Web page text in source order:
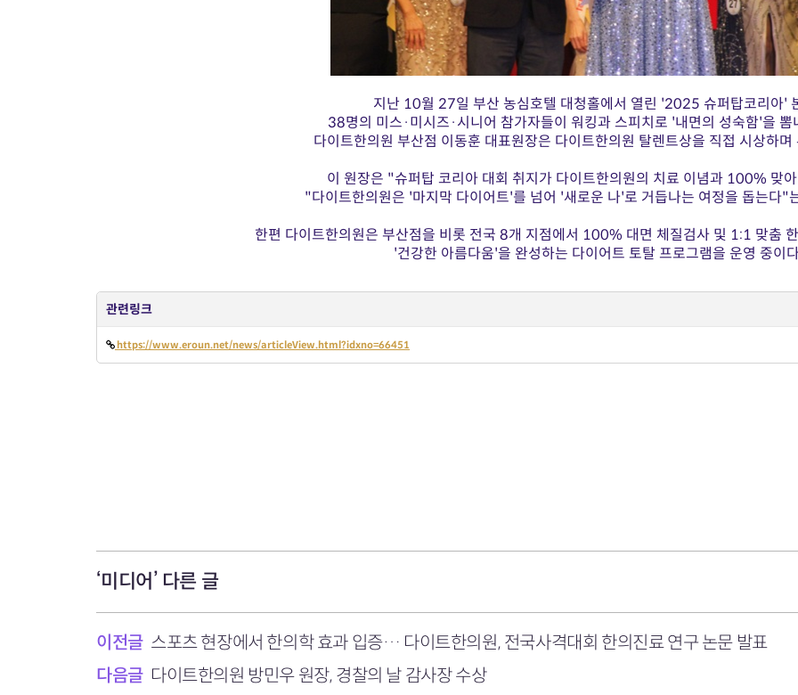
지난 10월 27일 부산 농심호텔 대청홀에서 열린 '2025 슈퍼탑코리아'
38명의 미스·미시즈·시니어 참가자들이 워킹과 스피치로 '내면의 성숙함'을 뽐
다이트한의원 부산점 이동훈 대표원장은 다이트한의원 탈렌트상을 직접 시상하며
이 원장은 "슈퍼탑 코리아 대회 취지가 다이트한의원의 치료 이념과 100% 맞
"다이트한의원은 '마지막 다이어트'를 넘어 '새로운 나'로 거듭나는 여정을 돕는다"
한편 다이트한의원은 부산점을 비롯 전국 8개 지점에서 100% 대면 체질검사 및 1:1 맞춤
'건강한 아름다움'을 완성하는 다이어트 토탈 프로그램을 운영 중이
관련링크
https://www.eroun.net/news/articleView.html?idxno=66451
‘미디어’ 다른 글
이전글 스포츠 현장에서 한의학 효과 입증… 다이트한의원, 전국사격대회 한의진료 연구 논문 발표
다음글 다이트한의원 방민우 원장, 경찰의 날 감사장 수상